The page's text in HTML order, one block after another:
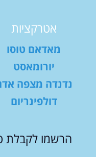
אטרקציות
מאדאם טוסו
יורומאסט
נדנדה מצפה
דולפינריום
הרשמו לקבלת